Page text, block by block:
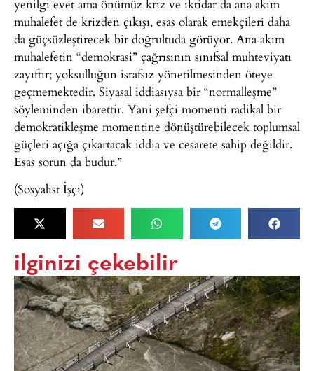
yenilgi evet ama önümüz kriz ve iktidar da ana akım
muhalefet de krizden çıkışı, esas olarak emekçileri daha
da güçsüzleştirecek bir doğrultuda görüyor. Ana akım
muhalefetin “demokrasi” çağrısının sınıfsal muhteviyatı
zayıftır; yoksulluğun israfsız yönetilmesinden öteye
geçmemektedir. Siyasal iddiasıysa bir “normalleşme”
söyleminden ibarettir. Yani şefçi momenti radikal bir
demokratikleşme momentine dönüştürebilecek toplumsal
güçleri açığa çıkartacak iddia ve cesarete sahip değildir.
Esas sorun da budur.”
(Sosyalist İşçi)
ilginizi çekebilir